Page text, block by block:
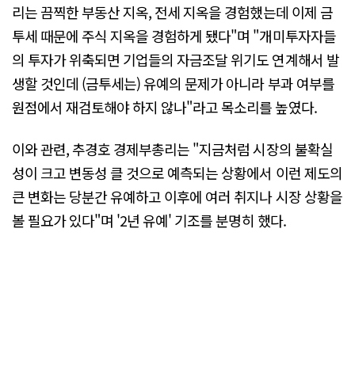
리는 끔찍한 부동산 지옥, 전세 지옥을 경험했는데 이제 금
투세 때문에 주식 지옥을 경험하게 됐다"며 "개미투자자들
의 투자가 위축되면 기업들의 자금조달 위기도 연계해서 발
생할 것인데 (금투세는) 유예의 문제가 아니라 부과 여부를
원점에서 재검토해야 하지 않나"라고 목소리를 높였다.
이와 관련, 추경호 경제부총리는 "지금처럼 시장의 불확실
성이 크고 변동성 클 것으로 예측되는 상황에서 이런 제도의
큰 변화는 당분간 유예하고 이후에 여러 취지나 시장 상황을
볼 필요가 있다"며 '2년 유예' 기조를 분명히 했다.